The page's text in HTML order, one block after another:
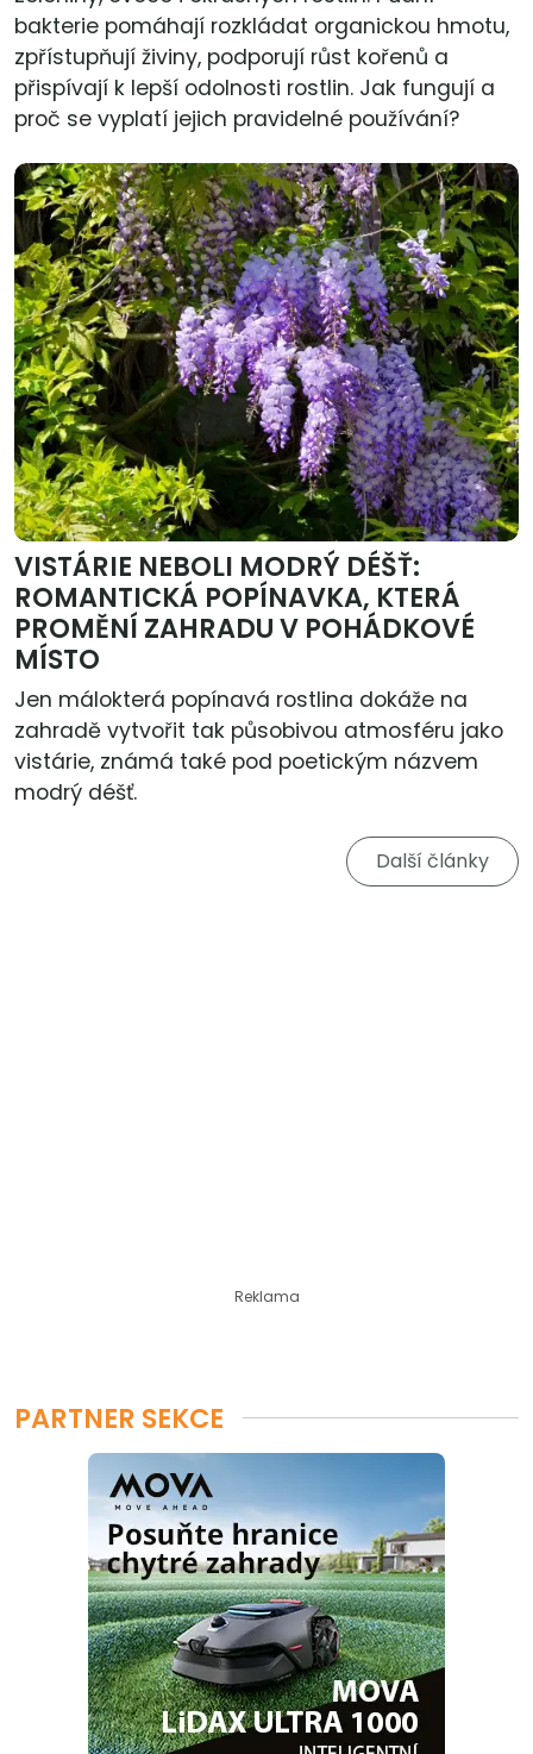
bakterie pomáhají rozkládat organickou hmotu,
zpřístupňují živiny, podporují růst kořenů a
přispívají k lepší odolnosti rostlin. Jak fungují a
proč se vyplatí jejich pravidelné používání?
VISTÁRIE NEBOLI MODRÝ DÉŠŤ:
ROMANTICKÁ POPÍNAVKA, KTERÁ
PROMĚNÍ ZAHRADU V POHÁDKOVÉ
MÍSTO
Jen málokterá popínavá rostlina dokáže na
zahradě vytvořit tak působivou atmosféru jako
vistárie, známá také pod poetickým názvem
modrý déšť.
Další články
Reklama
PARTNER SEKCE